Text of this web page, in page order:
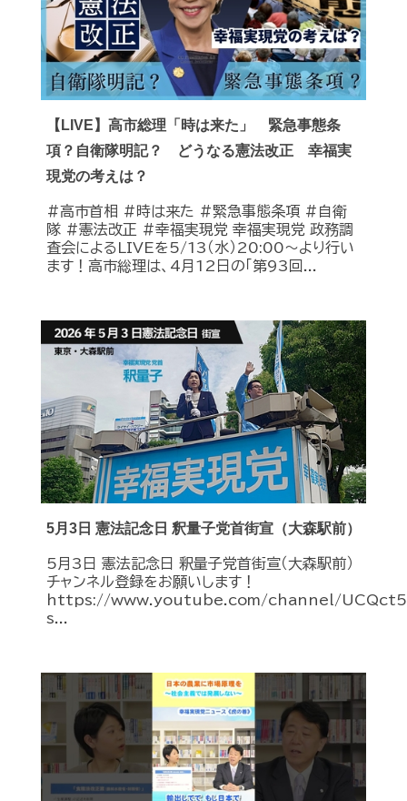
【LIVE】高市総理「時は来た」 緊急事態条
項？自衛隊明記？ どうなる憲法改正 幸福実
現党の考えは？
#高市首相 #時は来た #緊急事態条項 #自衛
隊 #憲法改正 #幸福実現党 幸福実現党 政務調
査会によるLIVEを5/13（水）20:00〜より行い
ます！高市総理は、4月12日の「第93回...
5月3日 憲法記念日 釈量子党首街宣（大森駅前）
5月3日 憲法記念日 釈量子党首街宣（大森駅前）
チャンネル登録をお願いします！
https://www.youtube.com/channel/
s...